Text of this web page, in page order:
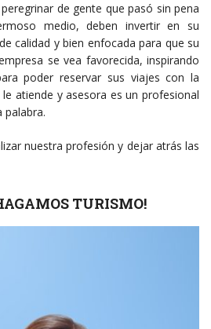
de gente que pasó sin pena
medio, deben invertir en su
calidad y bien enfocada para que su
se vea favorecida, inspirando
poder reservar sus viajes con la
atiende y asesora es un profesional
palabra.
nuestra profesión y dejar atrás las
TURISMO!